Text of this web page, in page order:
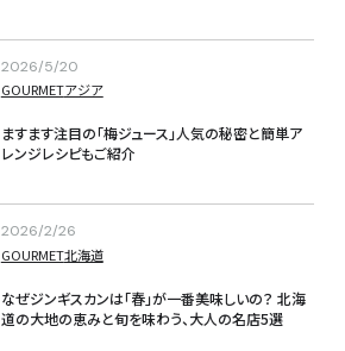
2026/5/20
GOURMETアジア
ますます注目の「梅ジュース」人気の秘密と簡単ア
レンジレシピもご紹介
2026/2/26
GOURMET北海道
なぜジンギスカンは「春」が一番美味しいの？ 北海
道の大地の恵みと旬を味わう、大人の名店5選